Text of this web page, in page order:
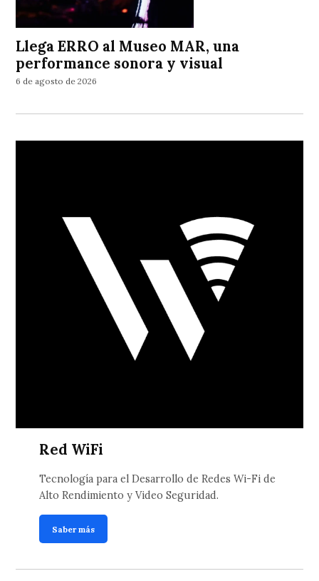
Llega ERRO al Museo MAR, una
performance sonora y visual
6 de agosto de 2026
Red WiFi
Tecnología para el Desarrollo de Redes Wi-Fi de
Alto Rendimiento y Video Seguridad.
Saber más